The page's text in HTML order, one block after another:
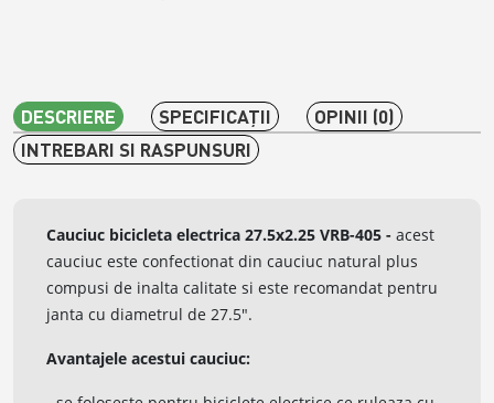
DESCRIERE SPECIFICAŢII
OPINII (0)
INTREBARI SI RASPUNSURI
Cauciuc bicicleta electrica 27.5x2.25 VRB-405 - acest
cauciuc este confectionat din cauciuc natural plus
compusi de inalta calitate si este recomandat pentru
janta cu diametrul de 27.5".
Avantajele acestui cauciuc: